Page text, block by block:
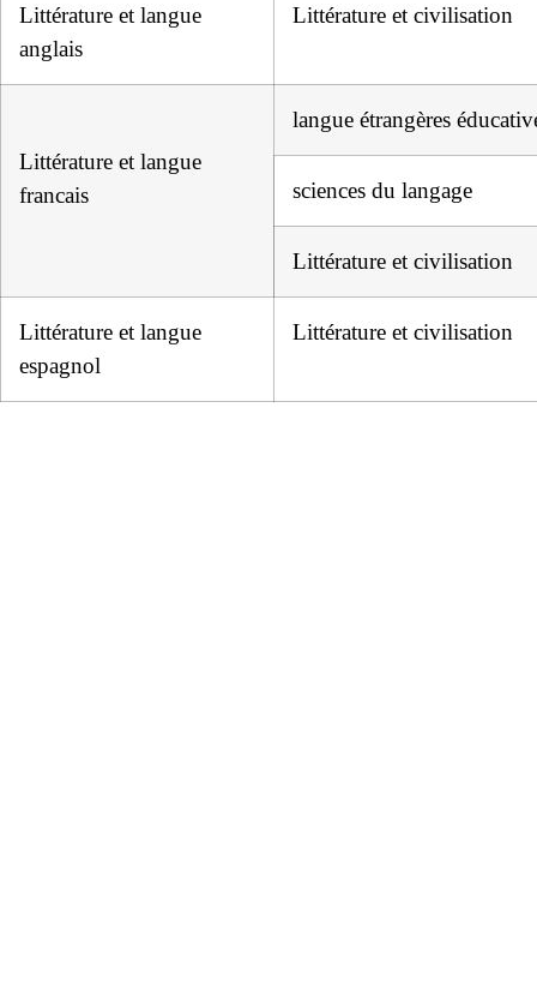
Littérature et langue
anglais
Littérature et civilisation
Littérature et langue
francais
langue étrangères
sciences du langage
Littérature et civilisation
Littérature et langue
espagnol
Littérature et civilisation